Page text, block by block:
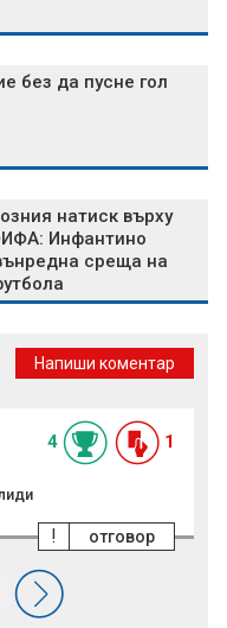
без да пусне гол
натиск върху
Инфантино
среща на
Напиши коментар
4 1
отговор
!